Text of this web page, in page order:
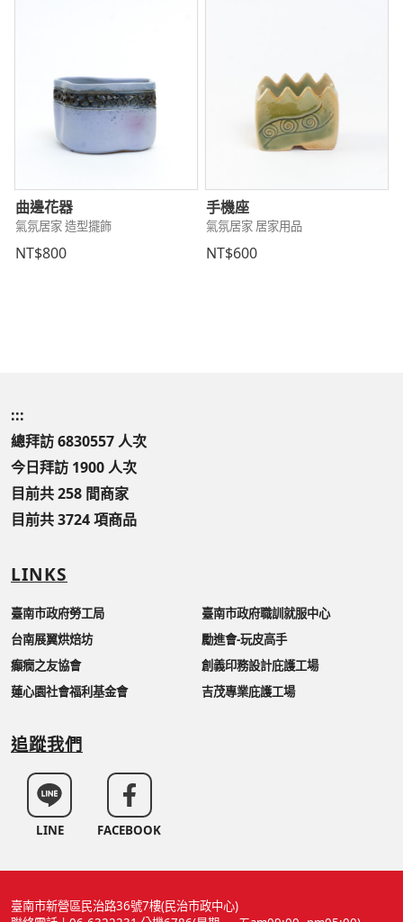
曲邊花器
氣氛居家 造型擺飾
NT$800
手機座
氣氛居家 居家用品
NT$600
:::
總拜訪 6830557 人次
今日拜訪 1900 人次
目前共 258 間商家
目前共 3724 項商品
LINKS
臺南市政府勞工局
臺南市政府職訓就服中心
台南展翼烘焙坊
勵進會-玩皮高手
癲癇之友協會
創義印務設計庇護工場
蓮心園社會福利基金會
吉茂專業庇護工場
追蹤我們
LINE FACEBOOK
臺南市新營區民治路36號7樓(民治市政中心)